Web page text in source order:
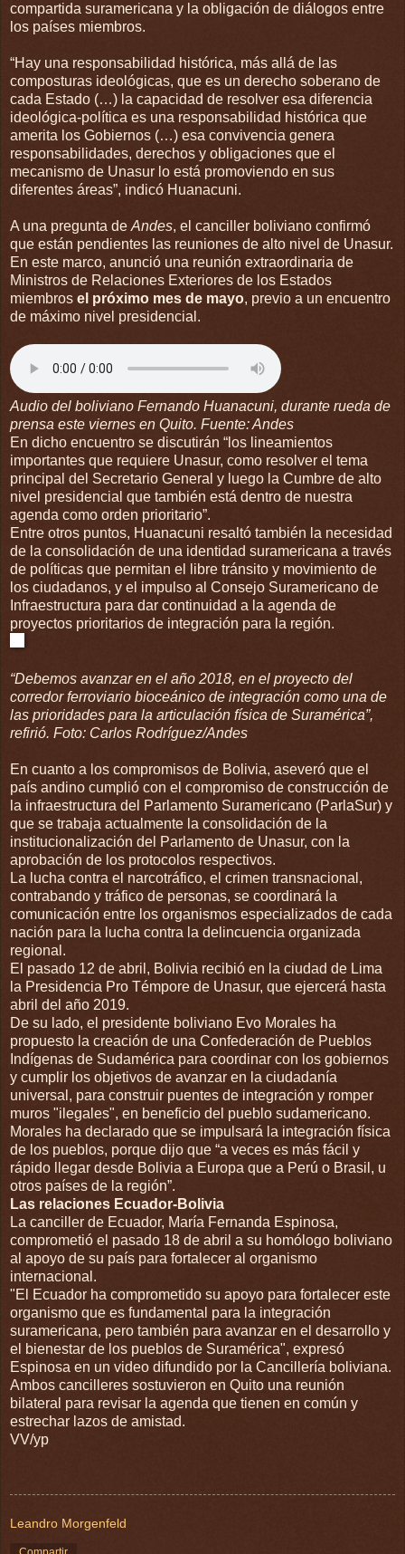
compartida suramericana y la obligación de diálogos entre
los países miembros.
“Hay una responsabilidad histórica, más allá de las
composturas ideológicas, que es un derecho soberano de
cada Estado (…) la capacidad de resolver esa diferencia
ideológica-política es una responsabilidad histórica que
amerita los Gobiernos (…) esa convivencia genera
responsabilidades, derechos y obligaciones que el
mecanismo de Unasur lo está promoviendo en sus
diferentes áreas”, indicó Huanacuni.
A una pregunta deAndes, el canciller boliviano confirmó
que están pendientes las reuniones de alto nivel de Unasur.
En este marco, anunció una reunión extraordinaria de
Ministros de Relaciones Exteriores de los Estados
miembros el próximo mes de mayo, previo a un encuentro
de máximo nivel presidencial.
Audio del boliviano Fernando Huanacuni, durante rueda de
prensa este viernes en Quito. Fuente: Andes
En dicho encuentro se discutirán “los lineamientos
importantes que requiere Unasur, como resolver el tema
principal del Secretario General y luego la Cumbre de alto
nivel presidencial que también está dentro de nuestra
agenda como orden prioritario”.
Entre otros puntos, Huanacuni resaltó también la necesidad
de la consolidación de una identidad suramericana a través
de políticas que permitan el libre tránsito y movimiento de
los ciudadanos, y el impulso al Consejo Suramericano de
Infraestructura para dar continuidad a la agenda de
proyectos prioritarios de integración para la región.
“Debemos avanzar en el año 2018, en el proyecto del
corredor ferroviario bioceánico de integración como una de
las prioridades para la articulación física de Suramérica”,
refirió. Foto: Carlos Rodríguez/Andes
En cuanto a los compromisos de Bolivia, aseveró que el
país andino cumplió con el compromiso de construcción de
la infraestructura del Parlamento Suramericano (ParlaSur) y
que se trabaja actualmente la consolidación de la
institucionalización del Parlamento de Unasur, con la
aprobación de los protocolos respectivos.
La lucha contra el narcotráfico, el crimen transnacional,
contrabando y tráfico de personas, se coordinará la
comunicación entre los organismos especializados de cada
nación para la lucha contra la delincuencia organizada
regional.
El pasado 12 de abril, Bolivia recibió en la ciudad de Lima
la Presidencia Pro Témpore de Unasur, que ejercerá hasta
abril del año 2019.
De su lado, el presidente boliviano Evo Morales ha
propuesto la creación de una Confederación de Pueblos
Indígenas de Sudamérica para coordinar con los gobiernos
y cumplir los objetivos de avanzar en la ciudadanía
universal, para construir puentes de integración y romper
muros "ilegales", en beneficio del pueblo sudamericano.
Morales ha declarado que se impulsará la integración física
de los pueblos, porque dijo que “a veces es más fácil y
rápido llegar desde Bolivia a Europa que a Perú o Brasil, u
otros países de la región”.
Las relaciones Ecuador-Bolivia
La canciller de Ecuador, María Fernanda Espinosa,
comprometió el pasado 18 de abril a su homólogo boliviano
al apoyo de su país para fortalecer al organismo
internacional.
"El Ecuador ha comprometido su apoyo para fortalecer este
organismo que es fundamental para la integración
suramericana, pero también para avanzar en el desarrollo y
el bienestar de los pueblos de Suramérica", expresó
Espinosa en un video difundido por la Cancillería boliviana.
Ambos cancilleres sostuvieron en Quito una reunión
bilateral para revisar la agenda que tienen en común y
estrechar lazos de amistad.
VV/yp
Leandro Morgenfeld